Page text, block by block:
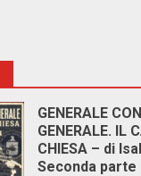
GENERALE
GENERALE. IL
CHIESA – di
Seconda parte